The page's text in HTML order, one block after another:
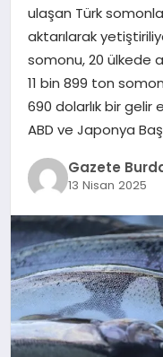
SAĞLIK
EĞITIM
DÜNYA
SIYASET
ulaşan Türk
aktarılarak
somonu, 20 ülkede
11 bin 899 ton
690 dolarlık bir gelir
ABD ve Japonya
Gazete
13 Nisan 2025